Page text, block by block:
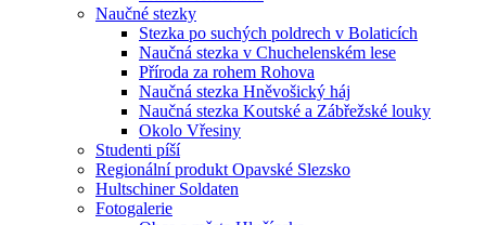
Naučné stezky
Stezka po suchých poldrech v Bolaticích
Naučná stezka v Chuchelenském lese
Příroda za rohem Rohova
Naučná stezka Hněvošický háj
Naučná stezka Koutské a Zábřežské louky
Okolo Vřesiny
Studenti píší
Regionální produkt Opavské Slezsko
Hultschiner Soldaten
Fotogalerie